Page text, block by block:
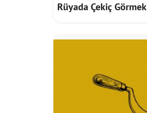
Rüyada Çekiç Görmek